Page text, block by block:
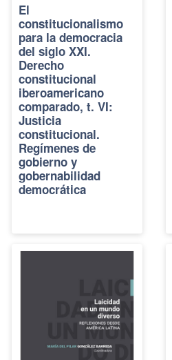
El
constitucionalismo
para la democracia
del siglo XXI.
Derecho
constitucional
iberoamericano
comparado, t. VI:
Justicia
constitucional.
Regímenes de
gobierno y
gobernabilidad
democrática